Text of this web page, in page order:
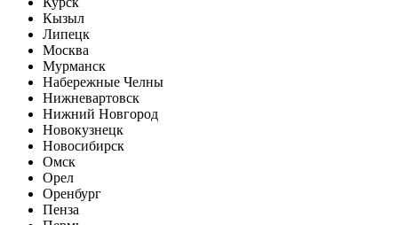
Кызыл
Липецк
Москва
Мурманск
Набережные Челны
Нижневартовск
Нижний Новгород
Новокузнецк
Новосибирск
Омск
Орел
Оренбург
Пенза